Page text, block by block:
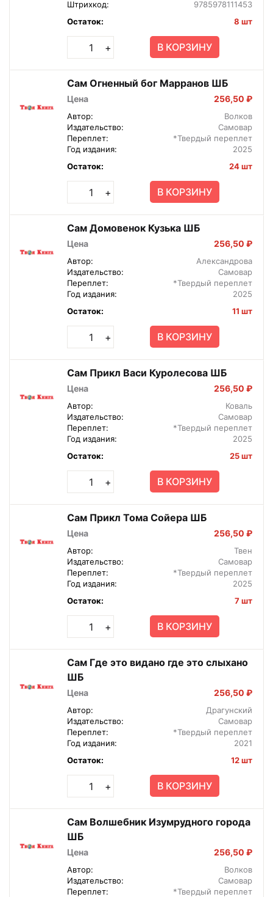
Штрихкод:
9785978111453
Остаток:
8 шт
+ В КОРЗИНУ
Сам Огненный бог Марранов ШБ
Цена 256,50 ₽
Автор:
Волков
Издательство:
Самовар
Переплет:
*Твердый переплет
Год издания:
2025
Остаток:
24 шт
+ В КОРЗИНУ
Сам Домовенок Кузька ШБ
Цена 256,50 ₽
Автор:
Александрова
Издательство:
Самовар
Переплет:
*Твердый переплет
Год издания:
2025
Остаток:
11 шт
+ В КОРЗИНУ
Сам Прикл Васи Куролесова ШБ
Цена 256,50 ₽
Автор:
Коваль
Издательство:
Самовар
Переплет:
*Твердый переплет
Год издания:
2025
Остаток:
25 шт
+ В КОРЗИНУ
Сам Прикл Тома Сойера ШБ
Цена 256,50 ₽
Автор:
Твен
Издательство:
Самовар
Переплет:
*Твердый переплет
Год издания:
2025
Остаток:
7 шт
+ В КОРЗИНУ
Сам Где это видано где это слыхано
ШБ
Цена 256,50 ₽
Автор:
Драгунский
Издательство:
Самовар
Переплет:
*Твердый переплет
Год издания:
2021
Остаток:
12 шт
+ В КОРЗИНУ
Сам Волшебник Изумрудного города
ШБ
Цена 256,50 ₽
Автор:
Волков
Издательство:
Самовар
Переплет:
*Твердый переплет